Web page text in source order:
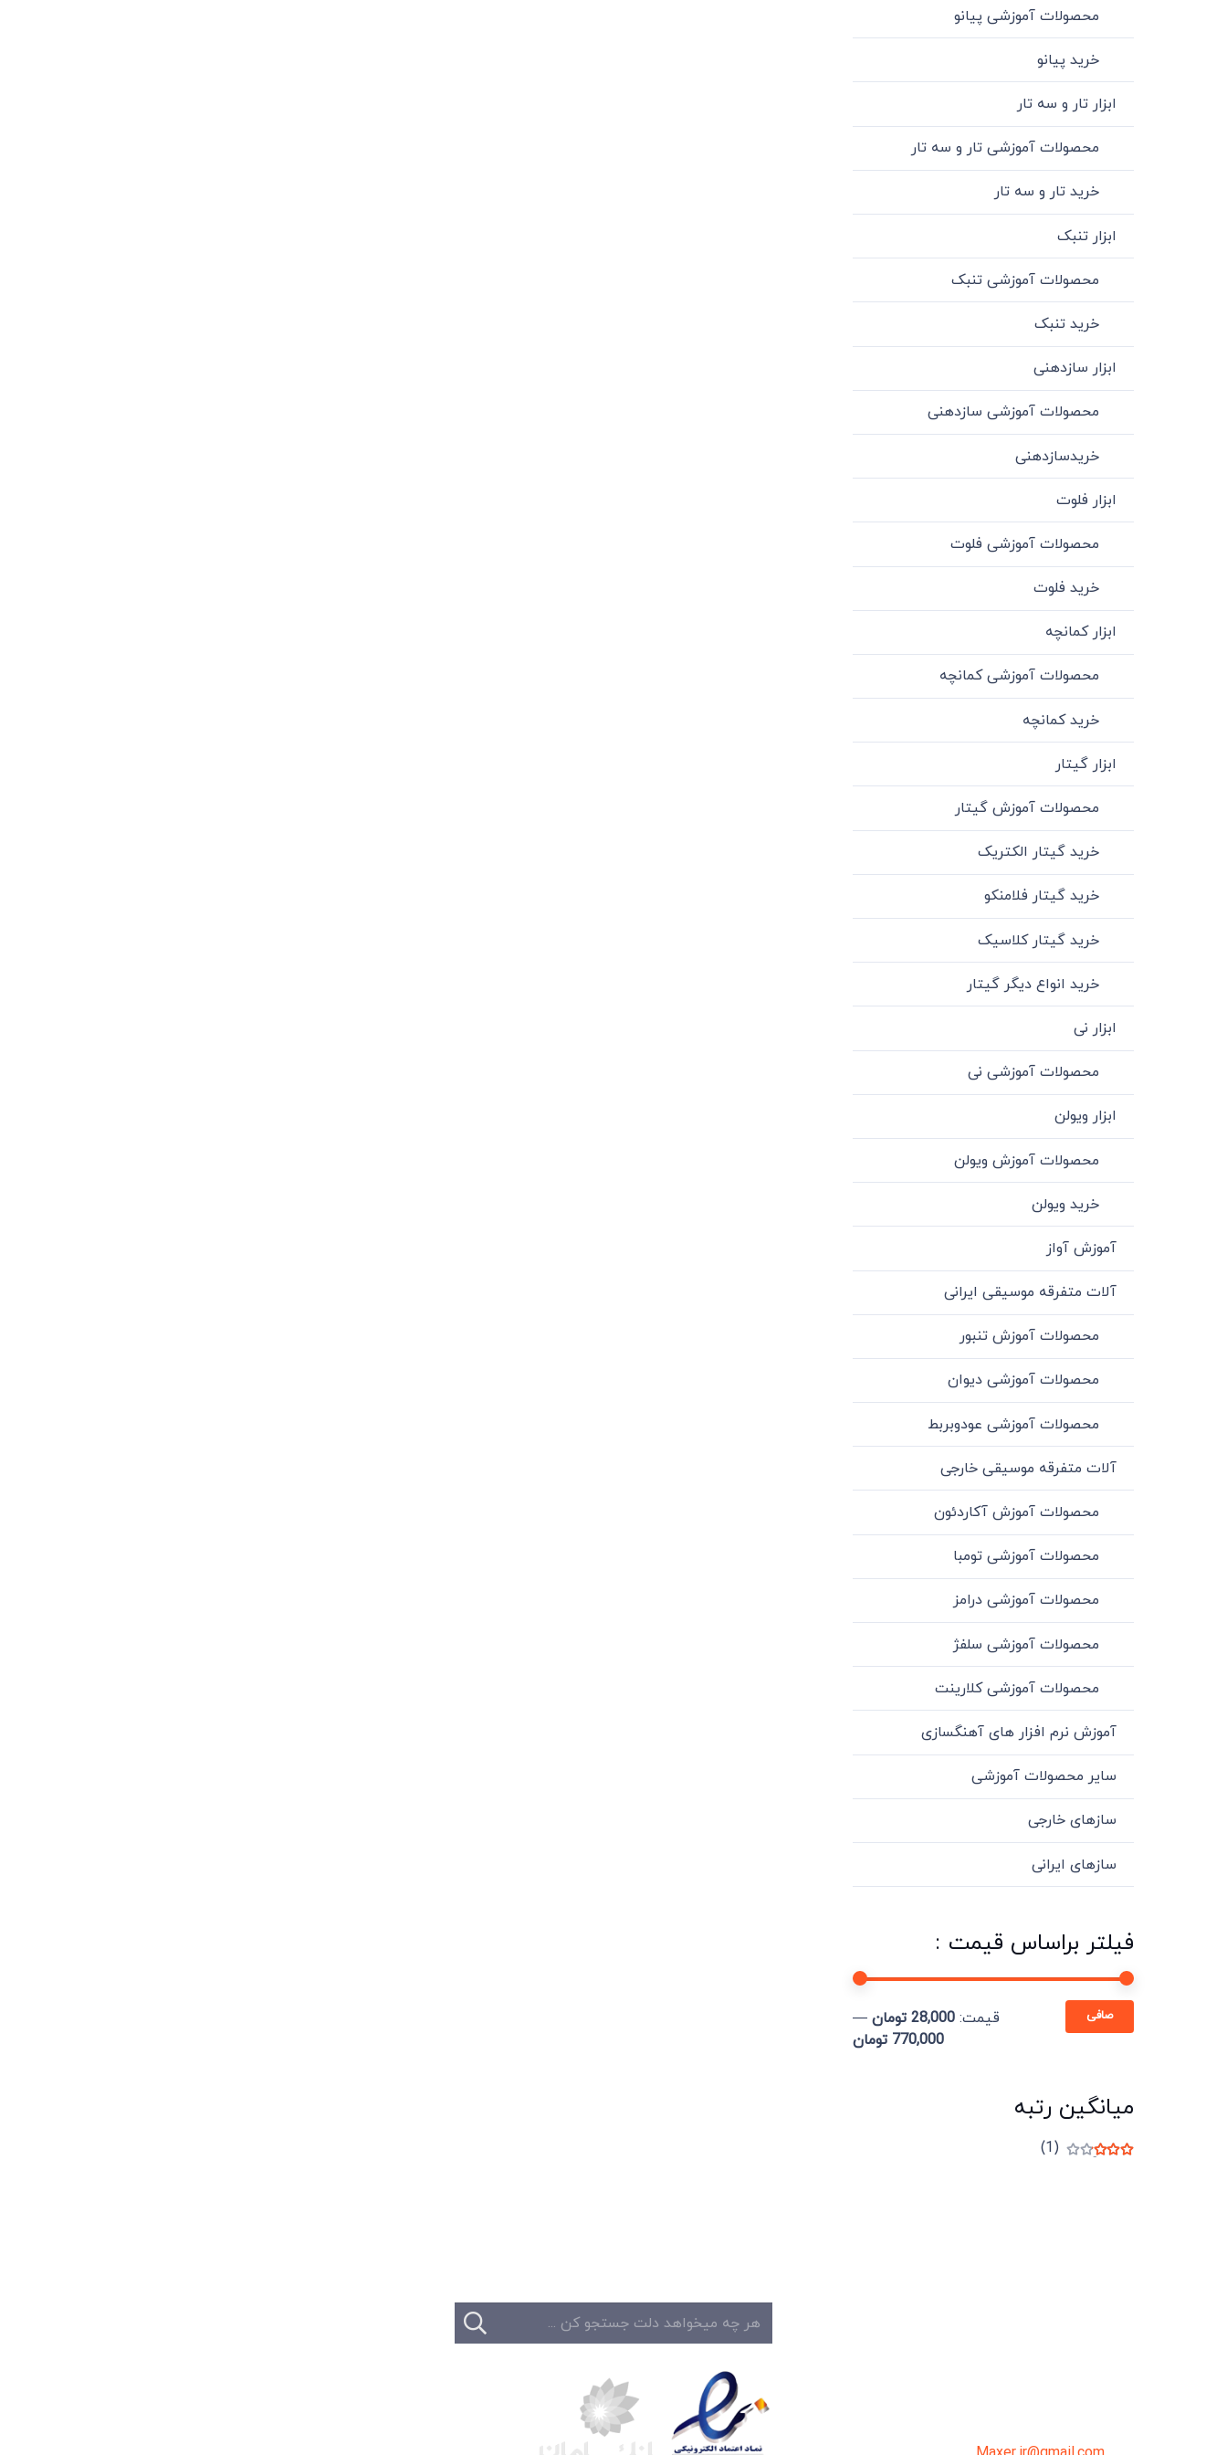
محصولات آموزشی پیانو
خرید پیانو
ابزار تار و سه تار
محصولات آموزشی تار و سه تار
خرید تار و سه تار
ابزار تنبک
محصولات آموزشی تنبک
خرید تنبک
ابزار سازدهنی
محصولات آموزشی سازدهنی
خریدسازدهنی
ابزار فلوت
محصولات آموزشی فلوت
خرید فلوت
ابزار کمانچه
محصولات آموزشی کمانچه
خرید کمانچه
ابزار گیتار
محصولات آموزش گیتار
خرید گیتار الکتریک
خرید گیتار فلامنکو
خرید گیتار کلاسیک
خرید انواع دیگر گیتار
ابزار نی
محصولات آموزشی نی
ابزار ویولن
محصولات آموزش ویولن
خرید ویولن
آموزش آواز
آلات متفرقه موسیقی ایرانی
محصولات آموزش تنبور
محصولات آموزشی دیوان
محصولات آموزشی عودوبربط
آلات متفرقه موسیقی خارجی
محصولات آموزش آکاردئون
محصولات آموزشی تومبا
محصولات آموزشی درامز
محصولات آموزشی سلفژ
محصولات آموزشی کلارینت
آموزش نرم افزار های آهنگسازی
سایر محصولات آموزشی
سازهای خارجی
سازهای ایرانی
فیلتر براساس قیمت :
صافی قيمت: 28,000 تومان
—
770,000 تومان
میانگین رتبه
3
(1)